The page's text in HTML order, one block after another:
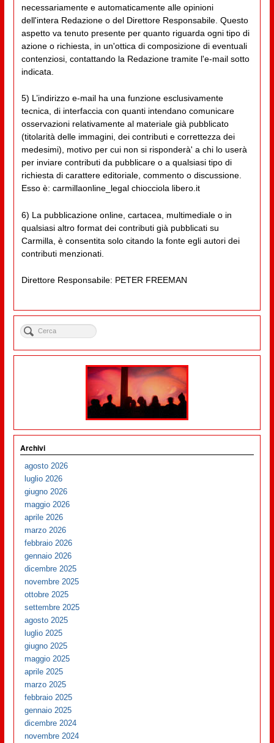
necessariamente e automaticamente alle opinioni
dell'intera Redazione o del Direttore Responsabile. Questo
aspetto va tenuto presente per quanto riguarda ogni tipo di
azione o richiesta, in un'ottica di composizione di eventuali
contenziosi, contattando la Redazione tramite l'e-mail sotto
indicata.
5) L’indirizzo e-mail ha una funzione esclusivamente
tecnica, di interfaccia con quanti intendano comunicare
osservazioni relativamente al materiale già pubblicato
(titolarità delle immagini, dei contributi e correttezza dei
medesimi), motivo per cui non si risponderà' a chi lo userà
per inviare contributi da pubblicare o a qualsiasi tipo di
richiesta di carattere editoriale, commento o discussione.
Esso è: carmillaonline_legal chiocciola libero.it
6) La pubblicazione online, cartacea, multimediale o in
qualsiasi altro format dei contributi già pubblicati su
Carmilla, è consentita solo citando la fonte egli autori dei
contributi menzionati.
Direttore Responsabile: PETER FREEMAN
Archivi
agosto 2026
luglio 2026
giugno 2026
maggio 2026
aprile 2026
marzo 2026
febbraio 2026
gennaio 2026
dicembre 2025
novembre 2025
ottobre 2025
settembre 2025
agosto 2025
luglio 2025
giugno 2025
maggio 2025
aprile 2025
marzo 2025
febbraio 2025
gennaio 2025
dicembre 2024
novembre 2024